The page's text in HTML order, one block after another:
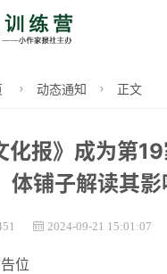
动态通知 正文
化报》成为第
体铺子解读其影
2024-09-21 15:01:07